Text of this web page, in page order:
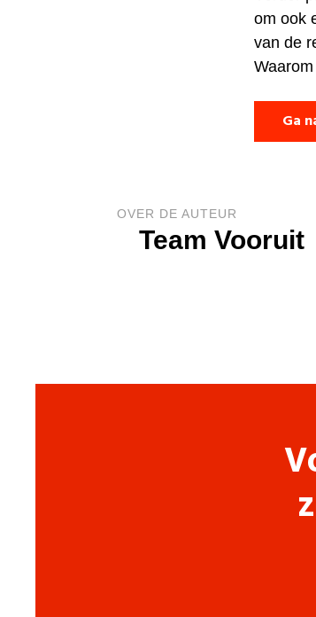
om ook
van de
Ga
OVER DE AUTEUR
Team Vooruit